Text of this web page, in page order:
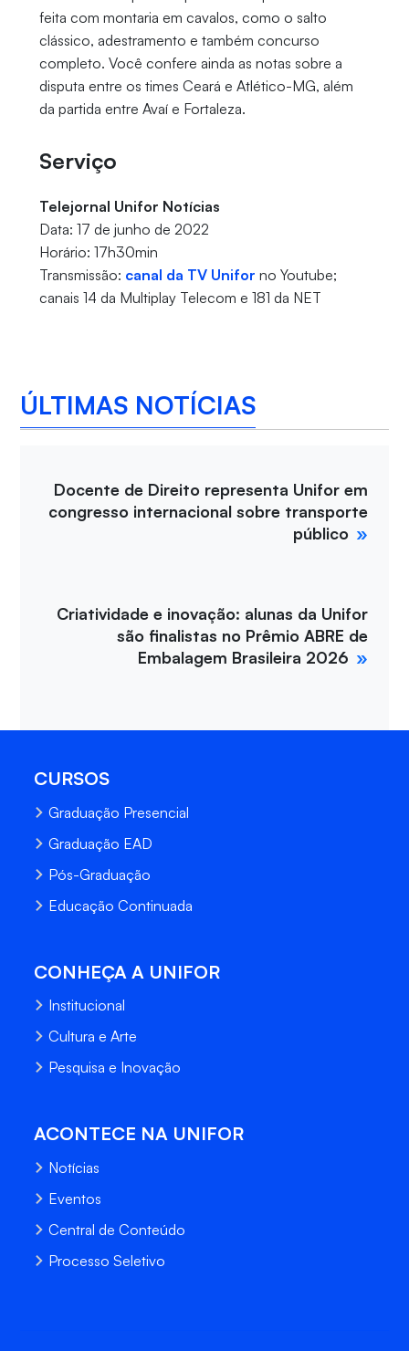
feita com montaria em cavalos, como o salto
clássico, adestramento e também concurso
completo. Você confere ainda as notas sobre a
disputa entre os times Ceará e Atlético-MG, além
da partida entre Avaí e Fortaleza.
Serviço
Telejornal Unifor Notícias
Data: 17 de junho de 2022
Horário: 17h30min
Transmissão: canal da TV Unifor no Youtube;
canais 14 da Multiplay Telecom e 181 da NET
ÚLTIMAS NOTÍCIAS
Docente de Direito representa Unifor em
congresso internacional sobre transporte
público
Criatividade e inovação: alunas da Unifor
são finalistas no Prêmio ABRE de
Embalagem Brasileira 2026
CURSOS
Graduação Presencial
Graduação EAD
Pós-Graduação
Educação Continuada
CONHEÇA A UNIFOR
Institucional
Cultura e Arte
Pesquisa e Inovação
ACONTECE NA UNIFOR
Notícias
Eventos
Central de Conteúdo
Processo Seletivo